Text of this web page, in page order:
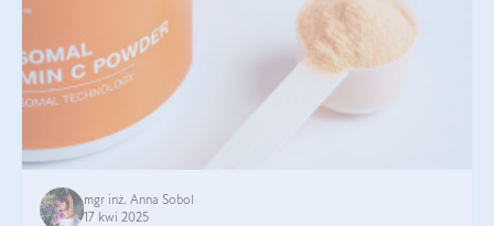
mgr inż. Anna Sobol
17 kwi 2025